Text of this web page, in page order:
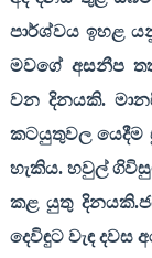
පාර්ශ්වය ඉහළ
මවගේ අසනීප
වන දිනයකි.
කටයුතුවල යෙදීම
හැකිය. හවුල්
කළ යුතු
දෙවිඳුට වැඳ දවස